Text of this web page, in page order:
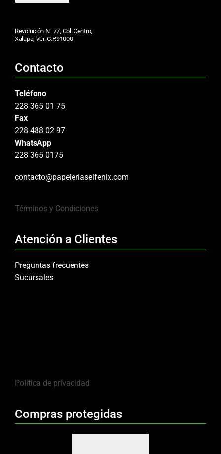
Revolución N° 77, Col. Centro,
Xalapa, Ver. C.P.91000
Contacto
Teléfono
228 365 01 75
Fax
228 488 02 97
WhatsApp
228 365 0175
contacto@papeleriaselfenix.com
Términos y Condiciones
Atención a Clientes
Preguntas frecuentes
Sucursales
Política de privacidad
Compras protegidas